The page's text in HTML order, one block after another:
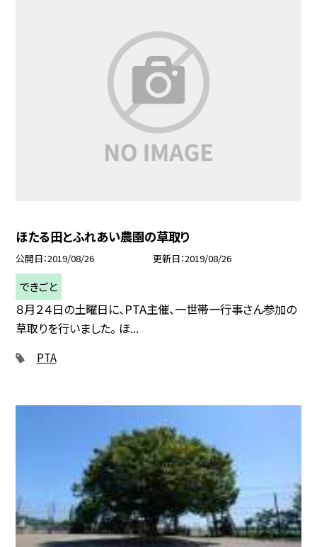
ほたる田とふれあい農園の草取り
公開日 2019/08/26 更新日 2019/08/26
できごと
８月２４日の土曜日に、PTA主催、一世帯一行事さん参加の
草取りを行いました。 ほ...
PTA